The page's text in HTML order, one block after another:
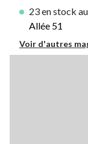
23 en stock
Allée 51
Voir d'autres